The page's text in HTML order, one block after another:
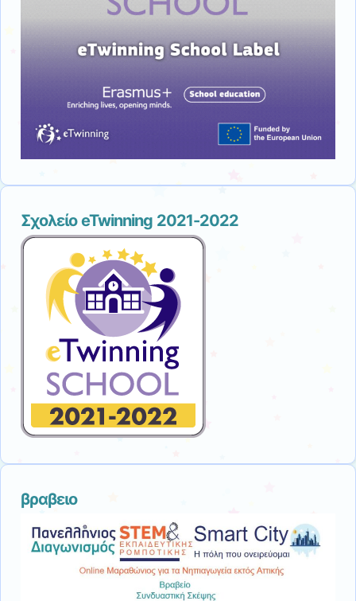
Σχολείο eTwinning 2021-2022
βραβειο